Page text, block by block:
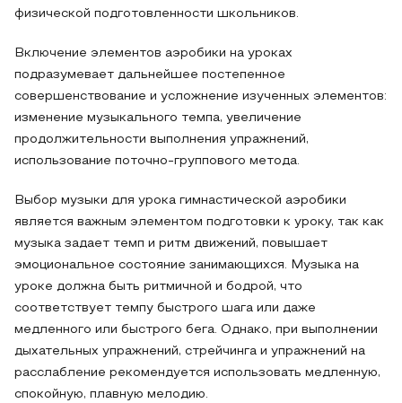
физической подготовленности школьников.
Включение элементов аэробики на уроках
подразумевает дальнейшее постепенное
совершенствование и усложнение изученных элементов:
изменение музыкального темпа, увеличение
продолжительности выполнения упражнений,
использование поточно-группового метода.
Выбор музыки для урока гимнастической аэробики
является важным элементом подготовки к уроку, так как
музыка задает темп и ритм движений, повышает
эмоциональное состояние занимающихся. Музыка на
уроке должна быть ритмичной и бодрой, что
соответствует темпу быстрого шага или даже
медленного или быстрого бега. Однако, при выполнении
дыхательных упражнений, стрейчинга и упражнений на
расслабление рекомендуется использовать медленную,
спокойную, плавную мелодию.